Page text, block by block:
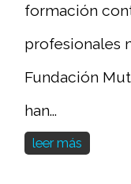
formación
profesionales
Fundación
han...
leer más